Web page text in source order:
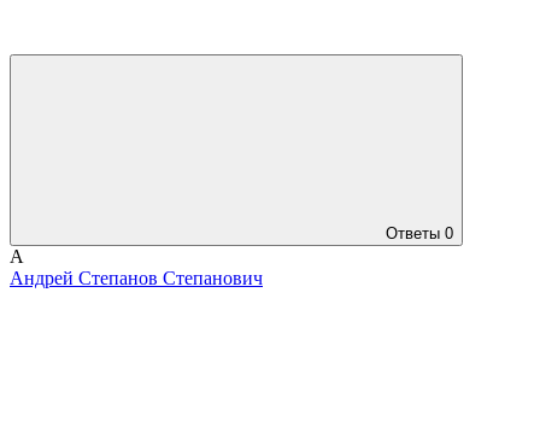
Ответы 0
А
Андрей Степанов Степанович